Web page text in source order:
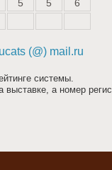
5 5
6
(@) mail.ru
системы.
а номер